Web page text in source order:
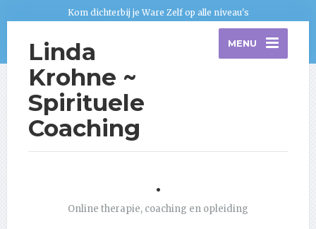
Kom dichterbij je Ware Zelf op alle niveau's
Linda
Krohne ~
Spirituele
Coaching
MENU
.
Online therapie, coaching en opleiding